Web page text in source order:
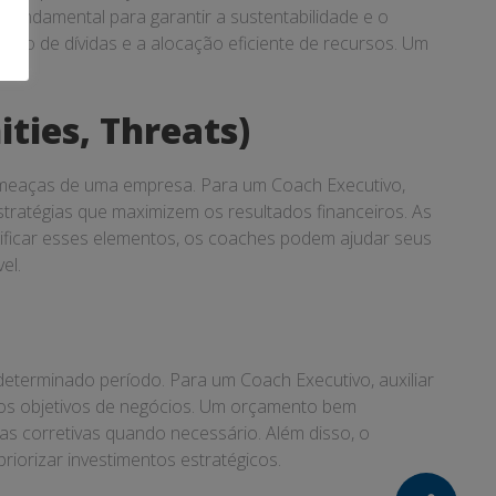
para garantir a sustentabilidade e o
de dívidas e a alocação eficiente de recursos. Um
Threats)
de uma empresa. Para um Coach Executivo,
que maximizem os resultados financeiros. As
esses elementos, os coaches podem ajudar seus
período. Para um Coach Executivo, auxiliar
objetivos de negócios. Um orçamento bem
corretivas quando necessário. Além disso, o
investimentos estratégicos.